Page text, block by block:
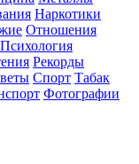
Наркотики
Отношения
Психология
Рекорды
Спорт Табак
Фотографии